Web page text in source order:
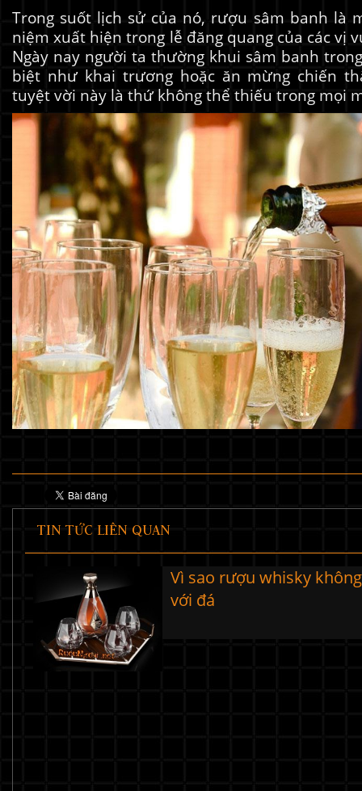
Trong suốt lịch sử của nó, rượu sâm banh là
niệm xuất hiện trong lễ đăng quang của các vị
Ngày nay người ta thường khui sâm banh
biệt như khai trương hoặc ăn mừng chiến
tuyệt vời này là thứ không thể thiếu trong mọi
TIN TỨC LIÊN QUAN
Vì sao rượu whisky
với đá